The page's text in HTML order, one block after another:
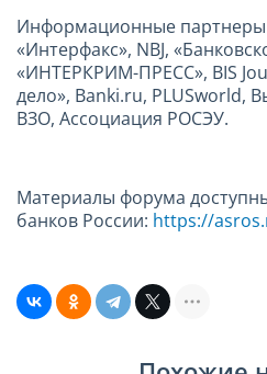
Информационные
«Интерфакс», NBJ,
«ИНТЕРКРИМ-ПРЕСС», BIS
дело», Banki.ru, PLUSworld,
ВЗО, Ассоциация РОСЭУ.
Материалы форума
банков России: https://